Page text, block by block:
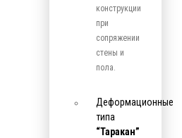
конструкции
при
сопряжении
стены и
пола.
Деформационные
типа
“Таракан”